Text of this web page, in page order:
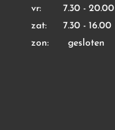
vr: 7.30 - 20.00
zat: 7.30 - 16.00
zon: gesloten